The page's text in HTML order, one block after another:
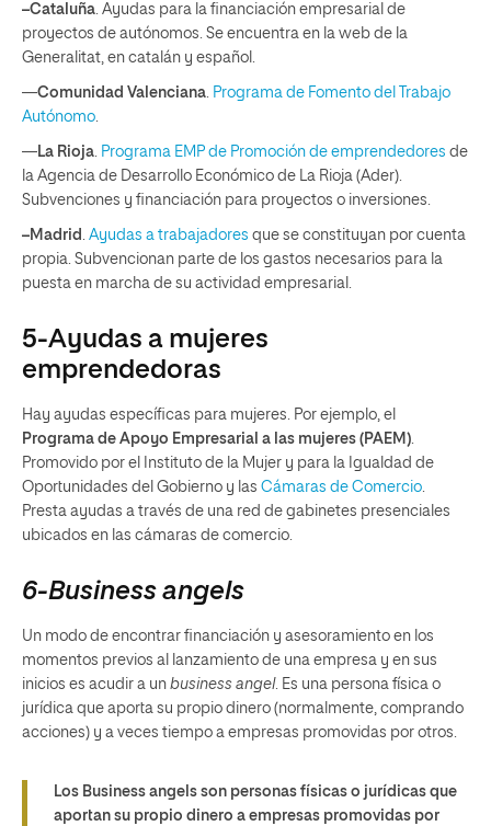
–Cataluña. Ayudas para la financiación empresarial de
proyectos de autónomos. Se encuentra en la web de la
Generalitat, en catalán y español.
—Comunidad Valenciana. Programa de Fomento del Trabajo
Autónomo.
—La Rioja. Programa EMP de Promoción de emprendedores de
la Agencia de Desarrollo Económico de La Rioja (Ader).
Subvenciones y financiación para proyectos o inversiones.
–Madrid . Ayudas a trabajadores que se constituyan por cuenta
propia. Subvencionan parte de los gastos necesarios para la
puesta en marcha de su actividad empresarial.
5-Ayudas a mujeres
emprendedoras
Hay ayudas específicas para mujeres. Por ejemplo, el
Programa de Apoyo Empresarial a las mujeres (PAEM ).
Promovido por el Instituto de la Mujer y para la Igualdad de
Oportunidades del Gobierno y las Cámaras de Comercio.
Presta ayudas a través de una red de gabinetes presenciales
ubicados en las cámaras de comercio.
6-Business angels
Un modo de encontrar financiación y asesoramiento en los
momentos previos al lanzamiento de una empresa y en sus
inicios es acudir a un business angel. Es una persona física o
jurídica que aporta su propio dinero (normalmente, comprando
acciones) y a veces tiempo a empresas promovidas por otros.
Los Business angels son personas físicas o jurídicas que
aportan su propio dinero a empresas promovidas por